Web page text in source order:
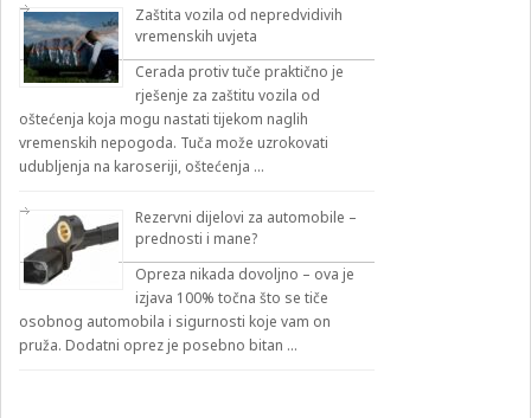
Zaštita vozila od nepredvidivih
vremenskih uvjeta
Cerada protiv tuče praktično je
rješenje za zaštitu vozila od
oštećenja koja mogu nastati tijekom naglih
vremenskih nepogoda. Tuča može uzrokovati
udubljenja na karoseriji, oštećenja …
Rezervni dijelovi za automobile –
prednosti i mane?
Opreza nikada dovoljno – ova je
izjava 100% točna što se tiče
osobnog automobila i sigurnosti koje vam on
pruža. Dodatni oprez je posebno bitan …